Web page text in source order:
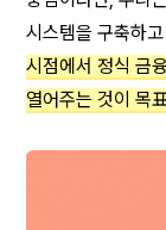
시스템을 구축하
시점에서 정식 금
열어주는 것이 목